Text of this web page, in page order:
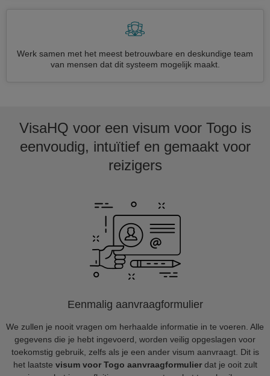
Werk samen met het meest betrouwbare en deskundige team
van mensen dat dit systeem mogelijk maakt.
VisaHQ voor een visum voor Togo is
eenvoudig, intuïtief en gemaakt voor
reizigers
Eenmalig aanvraagformulier
We zullen je nooit vragen om herhaalde informatie in te voeren. Alle
gegevens die je hebt ingevoerd, worden veilig opgeslagen voor
toekomstig gebruik, zelfs als je een ander visum aanvraagt. Dit is
het laatste visum voor Togo aanvraagformulierdat je ooit zult